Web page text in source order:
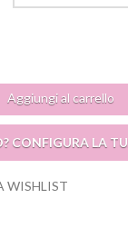
Aggiungi al carrello
CONFIGURA LA
WISHLIST